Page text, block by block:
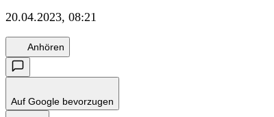
20.04.2023, 08:21
Anhören
Auf Google bevorzugen